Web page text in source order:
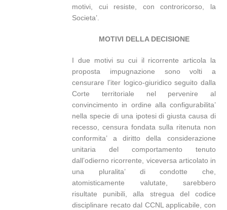
motivi, cui resiste, con controricorso, la
Societa’.
MOTIVI DELLA DECISIONE
I due motivi su cui il ricorrente articola la
proposta impugnazione sono volti a
censurare l’iter logico-giuridico seguito dalla
Corte territoriale nel pervenire al
convincimento in ordine alla configurabilita’
nella specie di una ipotesi di giusta causa di
recesso, censura fondata sulla ritenuta non
conformita’ a diritto della considerazione
unitaria del comportamento tenuto
dall’odierno ricorrente, viceversa articolato in
una pluralita’ di condotte che,
atomisticamente valutate, sarebbero
risultate punibili, alla stregua del codice
disciplinare recato dal CCNL applicabile, con